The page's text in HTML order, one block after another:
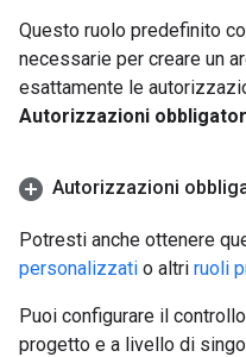
Questo ruolo predefinito
necessarie per creare un
esattamente le
Autorizzazioni
Autorizzazioni
Potresti anche ottenere
personalizzati o altri ruoli
Puoi configurare il
progetto e a livello di